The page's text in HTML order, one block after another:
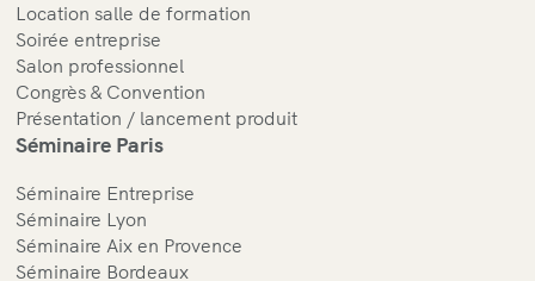
Location salle de formation
Soirée entreprise
Salon professionnel
Congrès & Convention
Présentation / lancement produit
Séminaire Paris
Séminaire Entreprise
Séminaire Lyon
Séminaire Aix en Provence
Séminaire Bordeaux